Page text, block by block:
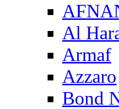
Al
Armaf
Azzaro
Bond